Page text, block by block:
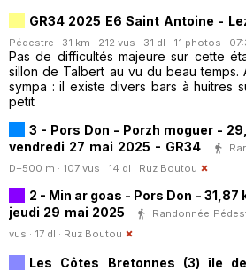
GR34 2025 E6 Saint Antoine -
Pédestre · 31 km · 212 vus · 31 dl · 11 photos ·
Pas de difficultés majeure sur cette
sillon de Talbert au vu du beau
sympa : il existe divers bars à huitres
petit
3 - Pors Don - Porzh moguer -
vendredi 27 mai 2025 - GR34
D+500 m · 107 vus · 14 dl · Ruz Boutou
2 - Min ar goas - Pors Don - 31,87
jeudi 29 mai 2025
Randonnée
vus · 17 dl · Ruz Boutou
Les Côtes Bretonnes (3) île